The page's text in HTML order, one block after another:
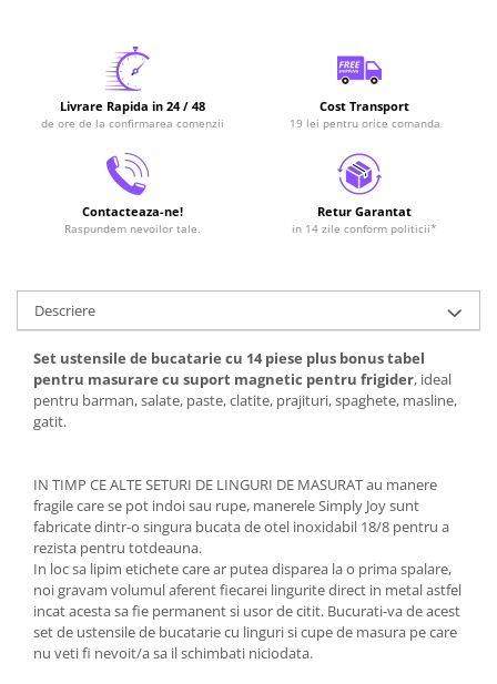
Livrare Rapida in 24 / 48
de ore de la confirmarea comenzii
Cost Transport
19 lei pentru orice comanda
Contacteaza-ne!
Raspundem nevoilor tale.
Retur Garantat
in 14 zile conform politicii*
Descriere
Set ustensile de bucatarie cu 14 piese plus bonus tabel
pentru masurare cu suport magnetic pentru frigider, ideal
pentru barman, salate, paste, clatite, prajituri, spaghete, masline,
gatit.
IN TIMP CE ALTE SETURI DE LINGURI DE MASURAT au manere
fragile care se pot indoi sau rupe, manerele Simply Joy sunt
fabricate dintr-o singura bucata de otel inoxidabil 18/8 pentru a
rezista pentru totdeauna.
In loc sa lipim etichete care ar putea disparea la o prima spalare,
noi gravam volumul aferent fiecarei lingurite direct in metal astfel
incat acesta sa fie permanent si usor de citit. Bucurati-va de acest
set de ustensile de bucatarie cu linguri si cupe de masura pe care
nu veti fi nevoit/a sa il schimbati niciodata.